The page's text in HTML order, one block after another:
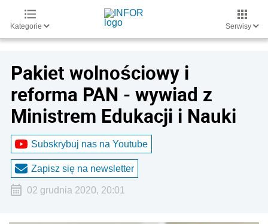
Kategorie Serwisy
Pakiet wolnościowy i
reforma PAN - wywiad z
Ministrem Edukacji i Nauki
Subskrybuj nas na Youtube
Zapisz się na newsletter
02 grudnia 2020, 20:01